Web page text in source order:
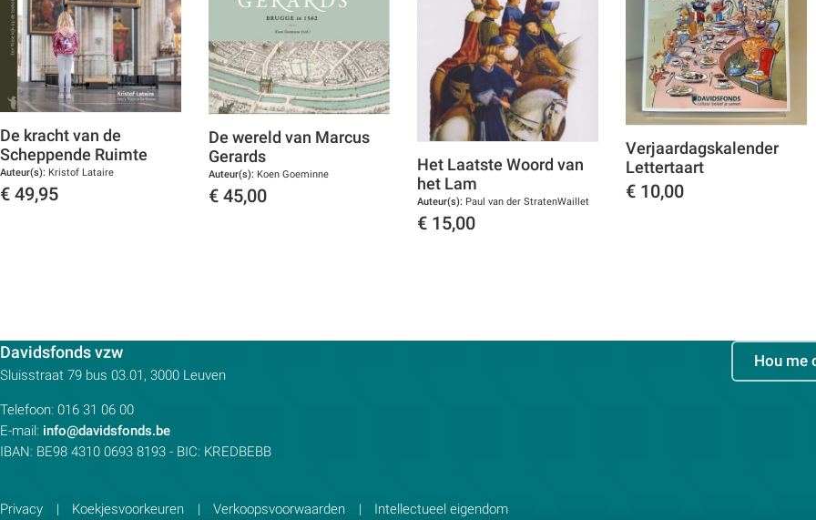
De kracht van de
Scheppende Ruimte
Auteur(s): Kristof Lataire
€ 49,95
De wereld van Marcus
Gerards
Auteur(s): Koen Goeminne
€ 45,00
Het Laatste Woord van
het Lam
Auteur(s): Paul van der StratenWaillet
€ 15,00
Verjaardagskalender
Lettertaart
€ 10,00
Davidsfonds vzwContactpersoon:
Adres:
Sluisstraat 79 bus 03.01, 3000 Leuven
Telefoon: 016 31 06 00
E-mail: info@davidsfonds.be
IBAN: BE98 4310 0693 8193 - BIC: KREDBEBB
Privacy Koekjesvoorkeuren Verkoopsvoorwaarden Intellectueel eigendom
Hou me